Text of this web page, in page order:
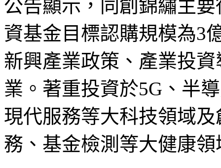
公告顯示，同創錦繡主
資基金目標認購規模為3
新興產業政策、產業投
業。著重投資於5G、半
現代服務等大科技領域
務、基金檢測等大健康領